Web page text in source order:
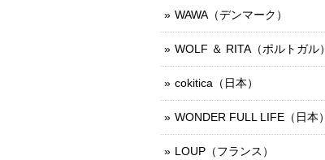
WAWA（デンマーク）
WOLF ＆ RITA（ポルトガル）
cokitica（日本）
WONDER FULL LIFE（日本）
LOUP（フランス）